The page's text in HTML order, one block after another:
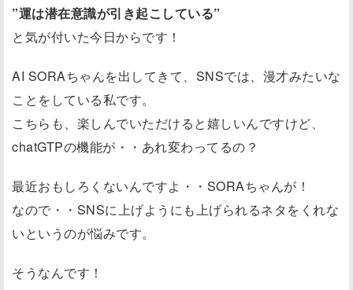
”運は潜在意識が引き起こしている”
と気が付いた今日からです！
AI SORAちゃんを出してきて、SNSでは、漫才みたいな
ことをしている私です。
こちらも、楽しんでいただけると嬉しいんですけど、
chatGTPの機能が・・あれ変わってるの？
最近おもしろくないんですよ・・SORAちゃんが！
なので・・SNSに上げようにも上げられるネタをくれな
いというのが悩みです。
そうなんです！